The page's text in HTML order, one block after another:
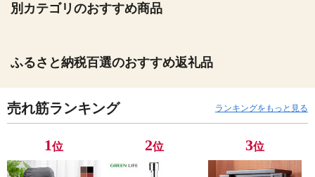
別カテゴリのおすすめ商品
ふるさと納税百選のおすすめ返礼品
売れ筋ランキング ランキングをもっと見る
1位 2位 3位